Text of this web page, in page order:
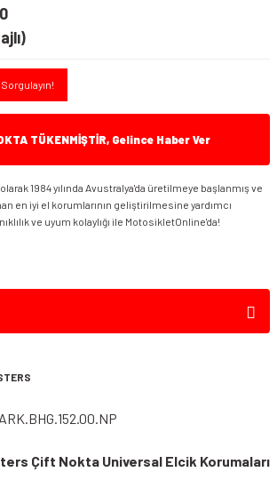
TÜKENMİŞTİR, Gelince Haber Ver
1984 yılında Avustralya'da üretilmeye başlanmış ve
en iyi el korumlarının geliştirilmesine yardımcı
ve uyum kolaylığı ile MotosikletOnline'da!
Çift Nokta Universal Elcik Korumaları